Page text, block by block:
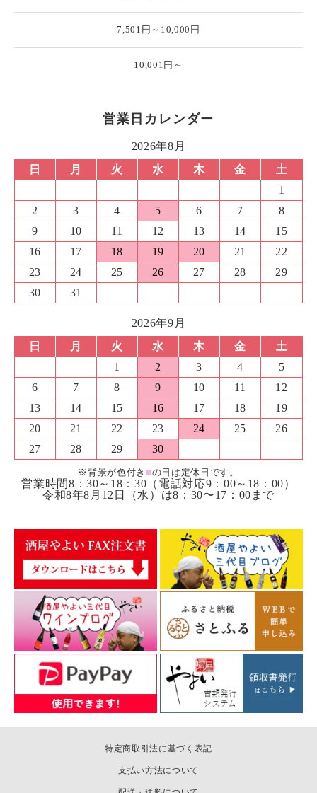
7,501円～10,000円
10,001円～
営業日カレンダー
2026年8月
日
月 火 水 木 金
土
1
2
3 4 5 6 7
8
9
10 11 12 13 14
15
16
17 18 19 20 21
22
23
24 25 26 27 28
29
30
31
2026年9月
日
月 火 水 木 金
土
1
2 3 4
5
6
7 8 9 10 11
12
13
14 15 16 17 18
19
20
21 22 23 24 25
26
27
28 29 30
※背景が色付き ■の日は定休日です。
営業時間8：30～18：30（電話対応9：00～18：00）
令和8年8月12日（水）は8：30〜17：00まで
特定商取引法に基づく表記
支払い方法について